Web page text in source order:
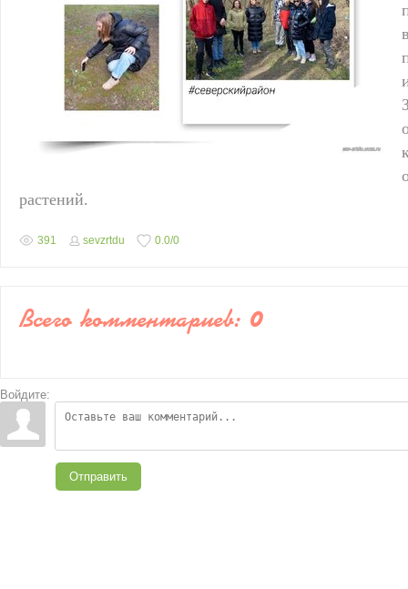
растений.
391 sevzrtdu 0.0/0
Всего комментариев: 0
Войдите:
Отправить